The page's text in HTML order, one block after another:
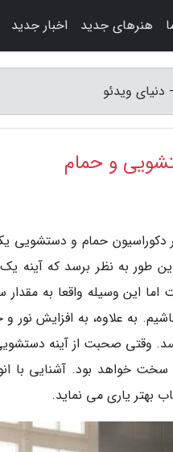
ویدئو
و حمام
دکوراسیون حمام و دستشویی
طور به نظر برسد که آینه
این وسیله واقعا به مقدار
به علاوه، به افزایش
وقتی صحبت از آینه
سخت خواهد بود. آشنایی با
بهتر یاری می نماید.
هنرهای جدید اخبار جدید